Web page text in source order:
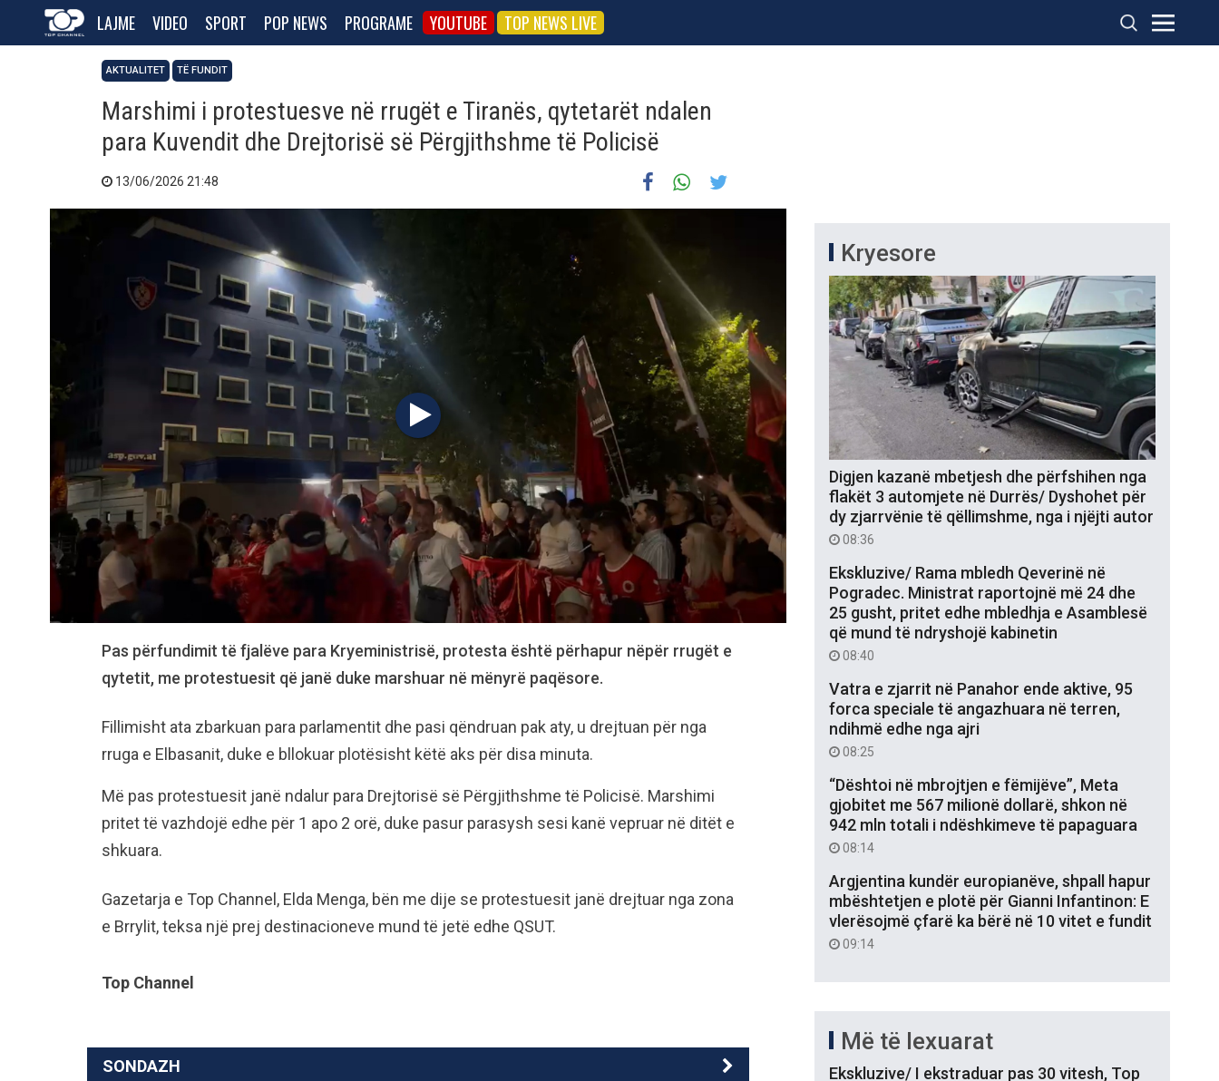
LAJME VIDEO SPORT POP NEWS PROGRAME YOUTUBE TOP NEWS LIVE
AKTUALITET TË FUNDIT
Marshimi i protestuesve në rrugët e Tiranës, qytetarët ndalen
para Kuvendit dhe Drejtorisë së Përgjithshme të Policisë
13/06/2026 21:48
Pas përfundimit të fjalëve para Kryeministrisë, protesta është përhapur nëpër rrugët e
qytetit, me protestuesit që janë duke marshuar në mënyrë paqësore.
Fillimisht ata zbarkuan para parlamentit dhe pasi qëndruan pak aty, u drejtuan për nga
rruga e Elbasanit, duke e bllokuar plotësisht këtë aks për disa minuta.
Më pas protestuesit janë ndalur para Drejtorisë së Përgjithshme të Policisë. Marshimi
pritet të vazhdojë edhe për 1 apo 2 orë, duke pasur parasysh sesi kanë vepruar në ditët e
shkuara.
Gazetarja e Top Channel, Elda Menga, bën me dije se protestuesit janë drejtuar nga zona
e Brrylit, teksa një prej destinacioneve mund të jetë edhe QSUT.
Top Channel
SONDAZH
Kryesore
Digjen kazanë mbetjesh dhe përfshihen nga
flakët 3 automjete në Durrës/ Dyshohet për
dy zjarrvënie të qëllimshme, nga i njëjti autor
08:36
Ekskluzive/ Rama mbledh Qeverinë në
Pogradec. Ministrat raportojnë më 24 dhe
25 gusht, pritet edhe mbledhja e Asamblesë
që mund të ndryshojë kabinetin
08:40
Vatra e zjarrit në Panahor ende aktive, 95
forca speciale të angazhuara në terren,
ndihmë edhe nga ajri
08:25
“Dështoi në mbrojtjen e fëmijëve”, Meta
gjobitet me 567 milionë dollarë, shkon në
942 mln totali i ndëshkimeve të papaguara
08:14
Argjentina kundër europianëve, shpall hapur
mbështetjen e plotë për Gianni Infantinon: E
vlerësojmë çfarë ka bërë në 10 vitet e fundit
09:14
Më të lexuarat
Ekskluzive/ I ekstraduar pas 30 vitesh, Top